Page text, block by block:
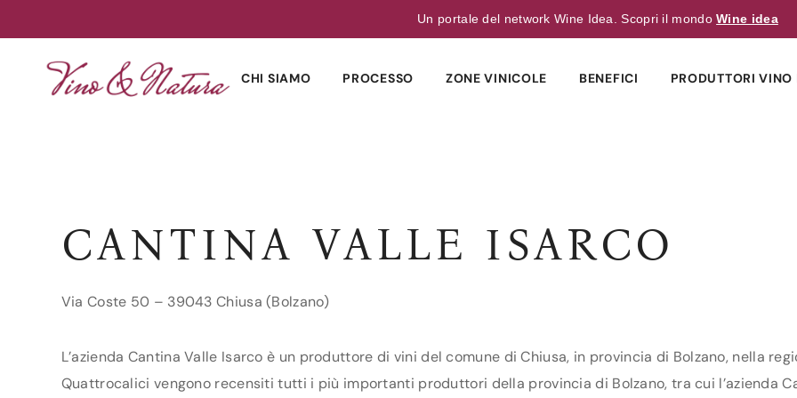
Un portale del network Wine Idea. Scopri il mondoWine idea
CHI SIAMO PROCESSO ZONE VINICOLE BENEFICI PRODUTTORI
CANTINA VALLE ISARCO
Via Coste 50 – 39043 Chiusa (Bolzano)
L’azienda Cantina Valle Isarco è un produttore di vini del comune di Chiusa, in provincia di Bolzano, nella
Quattrocalici vengono recensiti tutti i più importanti produttori della provincia di Bolzano, tra cui l’azienda